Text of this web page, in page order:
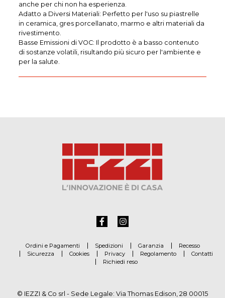
anche per chi non ha esperienza.
Adatto a Diversi Materiali: Perfetto per l'uso su piastrelle
in ceramica, gres porcellanato, marmo e altri materiali da
rivestimento.
Basse Emissioni di VOC: Il prodotto è a basso contenuto
di sostanze volatili, risultando più sicuro per l'ambiente e
per la salute.
Ordini e Pagamenti Spedizioni Garanzia
Recesso
Sicurezza
Cookies Privacy Regolamento
Contatti
Richiedi reso
© IEZZI & Co srl - Sede Legale: Via Thomas Edison, 28 00015